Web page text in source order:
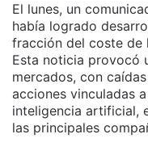
El lunes, un
había logrado
fracción del coste de
Esta noticia provocó
mercados, con
acciones vinculadas
inteligencia artificial,
las principales